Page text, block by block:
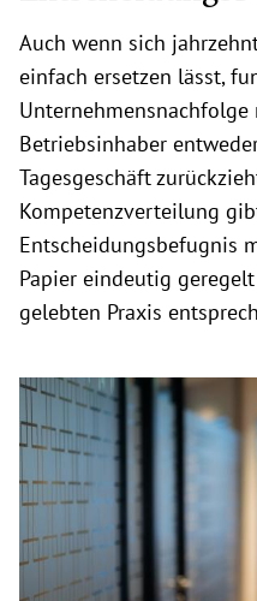
Auch wenn sich
einfach ersetzen lässt,
Unternehmensnachfolge
Betriebsinhaber
Tagesgeschäft
Kompetenzverteilung
Entscheidungsbefugnis
Papier eindeutig
gelebten Praxis